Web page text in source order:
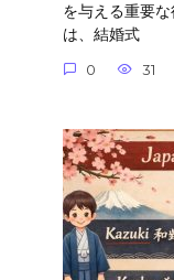
を与える重要
は、結婚式
0 31